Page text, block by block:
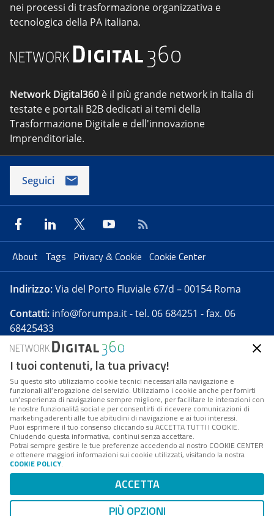
nei processi di trasformazione organizzativa e
tecnologica della PA italiana.
Network Digital360 è il più grande network in Italia di
testate e portali B2B dedicati ai temi della
Trasformazione Digitale e dell'innovazione
Imprenditoriale.
Seguici
About Tags Privacy & Cookie Cookie Center
Indirizzo:Via del Porto Fluviale 67/d – 00154 Roma
Contatti: info@forumpa.it- tel. 06 684251 - fax. 06
68425433
Forumpa.itè una pubblicazione telematica iscritta
presso Registro della stampa del Tribunale di Roma -
Reg. n. 182 del 2 maggio 2008 - Direttore resp. Michela
Stentella
FPA s.r.l. è società soggetta a Direzione e
Coordinamento da parte di Digital360 S.p.A. - FPA s.r.l.
è un'azienda certificata per il sistema di management
Codice Fiscale/Partita IVA n. 10693191008 - R.E.A. Roma
n. 1249791. ISP AWS
Mappa del sito
I tuoi contenuti, la tua privacy!
Su questo sito utilizziamo cookie tecnici necessari alla navigazione e
funzionali all’erogazione del servizio. Utilizziamo i cookie anche per fornirti
un’esperienza di navigazione sempre migliore, per facilitare le interazioni con
le nostre funzionalità social e per consentirti di ricevere comunicazioni di
marketing aderenti alle tue abitudini di navigazione e ai tuoi interessi.
Puoi esprimere il tuo consenso cliccando su ACCETTA TUTTI I COOKIE.
Chiudendo questa informativa, continui senza accettare.
Potrai sempre gestire le tue preferenze accedendo al nostro COOKIE CENTER
e ottenere maggiori informazioni sui cookie utilizzati, visitando la nostra
COOKIE POLICY.
ACCETTA
PIÙ OPZIONI